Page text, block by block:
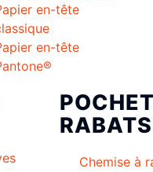
en-tête
en-tête
RABATS
Chemise à